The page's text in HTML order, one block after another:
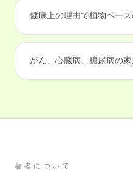
健康上の理由で植物ベー
がん、心臓病、糖尿病の
著者について